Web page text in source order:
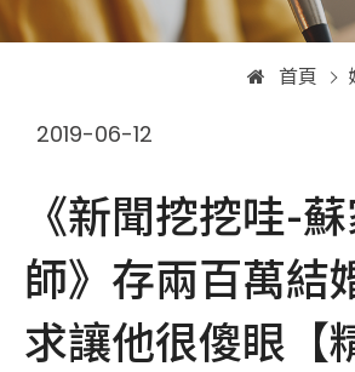
首頁
2019-06-12
《新聞挖挖哇-
師》存兩百萬結
求讓他很傻眼【